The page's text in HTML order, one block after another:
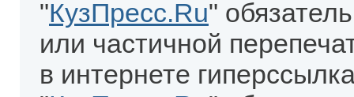
"КузПресс.Ru"
или частичной
в интернете